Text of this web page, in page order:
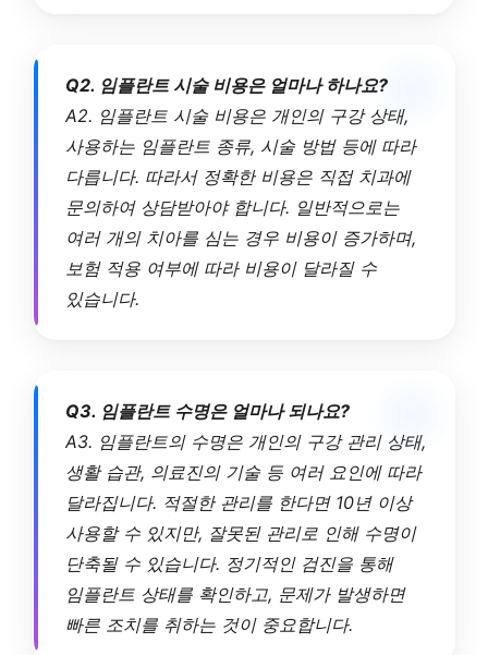
Q2. 임플란트 시술 비용은 얼마나 하나요?
A2. 임플란트 시술 비용은 개인의 구강 상태,
사용하는 임플란트 종류, 시술 방법 등에 따라
다릅니다. 따라서 정확한 비용은 직접 치과에
문의하여 상담받아야 합니다. 일반적으로는
여러 개의 치아를 심는 경우 비용이 증가하며,
보험 적용 여부에 따라 비용이 달라질 수
있습니다.
Q3. 임플란트 수명은 얼마나 되나요?
A3. 임플란트의 수명은 개인의 구강 관리 상태,
생활 습관, 의료진의 기술 등 여러 요인에 따라
달라집니다. 적절한 관리를 한다면 10년 이상
사용할 수 있지만, 잘못된 관리로 인해 수명이
단축될 수 있습니다. 정기적인 검진을 통해
임플란트 상태를 확인하고, 문제가 발생하면
빠른 조치를 취하는 것이 중요합니다.